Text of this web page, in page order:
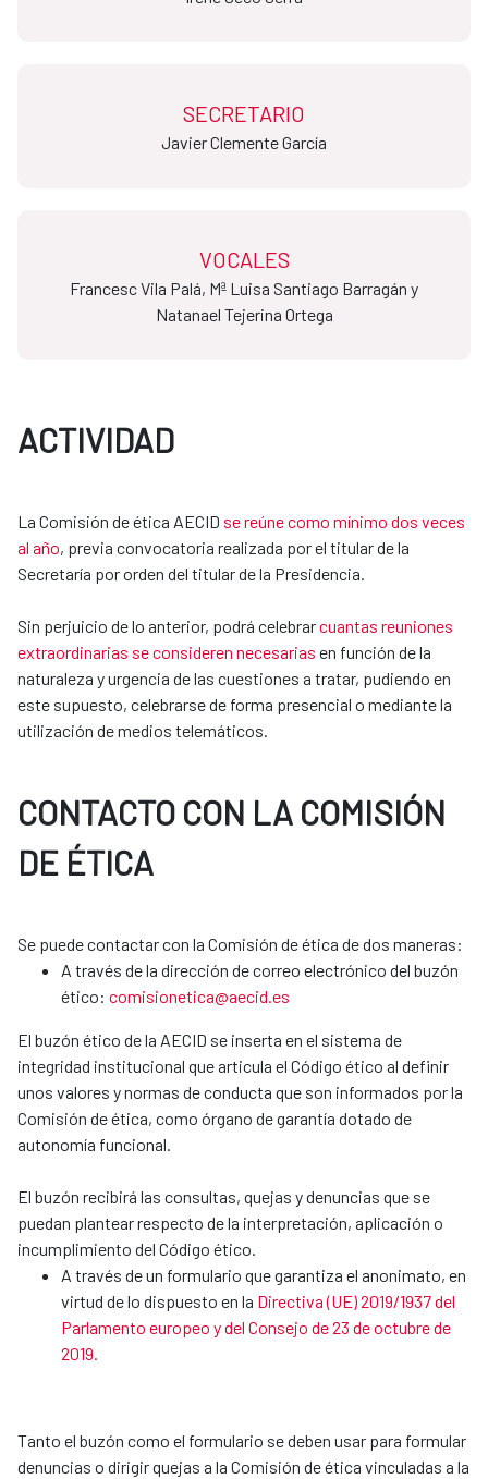
SECRETARIO
​​​​​​​Javier Clemente García
VOCALES
Francesc Vila Palá, Mª Luisa Santiago Barragán y
Natanael Tejerina Ortega
ACTIVIDAD
La Comisión de ética AECID se reúne como mínimo dos veces
al año, previa convocatoria realizada por el titular de la
Secretaría por orden del titular de la Presidencia.
Sin perjuicio de lo anterior, podrá celebrarcuantas reuniones
extraordinarias se consideren necesarias en función de la
naturaleza y urgencia de las cuestiones a tratar, pudiendo en
este supuesto, celebrarse de forma presencial o mediante la
utilización de medios telemáticos.
CONTACTO CON LA COMISIÓN
DE ÉTICA
​​​​​​​Se puede contactar con la Comisión de ética de dos maneras:
A través de la dirección de correo electrónico del buzón
ético: comisionetica@aecid.es
El buzón ético de la AECID se inserta en el sistema de
integridad institucional que articula el Código ético al definir
unos valores y normas de conducta que son informados por la
Comisión de ética, como órgano de garantía dotado de
autonomía funcional.
El buzón recibirá las consultas, quejas y denuncias que se
puedan plantear respecto de la interpretación, aplicación o
incumplimiento del Código ético.
A través de un formulario que garantiza el anonimato, en
virtud de lo dispuesto en la Directiva (UE) 2019/1937 del
Parlamento europeo y del Consejo de 23 de octubre de
2019.
Tanto el buzón como el formulario se deben usar para formular
denuncias o dirigir quejas a la Comisión de ética vinculadas a la